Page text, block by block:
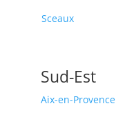
Sceaux
Sud-Est
Aix-en-Provence